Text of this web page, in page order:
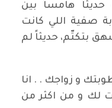
هامساً بين
صفية اللي كانت
بتكتّم، حديثاً لم
و زواجك . . انا
لك و من اكثر من